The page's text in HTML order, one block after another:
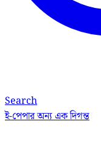
Search
ই-পেপারঅন্য এক দিগন্ত